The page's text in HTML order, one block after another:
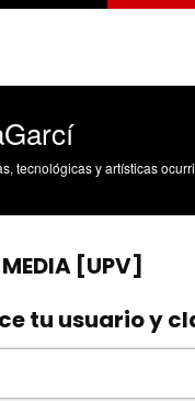
tecnológicas y artísticas